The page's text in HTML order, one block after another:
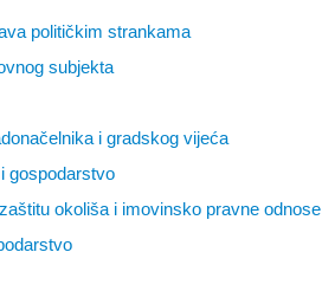
političkim strankama
subjekta
i gradskog vijeća
gospodarstvo
okoliša i imovinsko pravne odnose